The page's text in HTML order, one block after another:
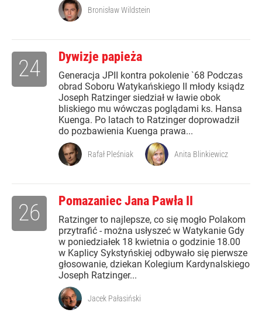
Bronisław Wildstein
Dywizje papieża
Generacja JPII kontra pokolenie `68 Podczas
obrad Soboru Watykańskiego II młody ksiądz
Joseph Ratzinger siedział w ławie obok
bliskiego mu wówczas poglądami ks. Hansa
Kuenga. Po latach to Ratzinger doprowadził
do pozbawienia Kuenga prawa...
24
Rafał Pleśniak Anita Blinkiewicz
Pomazaniec Jana Pawła II
Ratzinger to najlepsze, co się mogło Polakom
przytrafić - można usłyszeć w Watykanie Gdy
w poniedziałek 18 kwietnia o godzinie 18.00
w Kaplicy Sykstyńskiej odbywało się pierwsze
głosowanie, dziekan Kolegium Kardynalskiego
Joseph Ratzinger...
26
Jacek Pałasiński